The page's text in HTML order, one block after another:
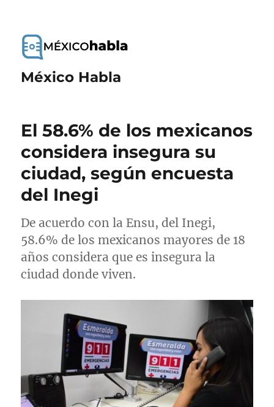
México Habla
El 58.6% de los mexicanos
considera insegura su
ciudad, según encuesta
del Inegi
De acuerdo con la Ensu, del Inegi,
58.6% de los mexicanos mayores de 18
años considera que es insegura la
ciudad donde viven.